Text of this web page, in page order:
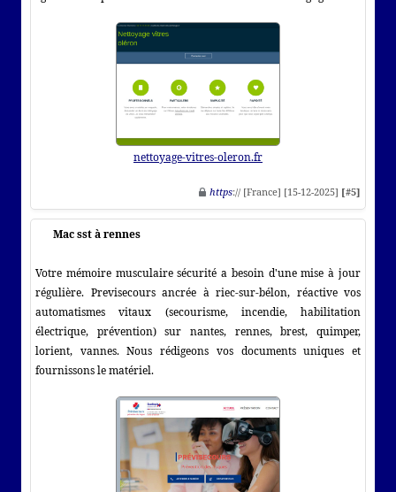
nettoyage-vitres-oleron.fr
https:// [France] [15-12-2025] [#5]
Mac sst à rennes
Votre mémoire musculaire sécurité a besoin d'une mise à jour
régulière. Previsecours ancrée à riec-sur-bélon, réactive vos
automatismes vitaux (secourisme, incendie, habilitation
électrique, prévention) sur nantes, rennes, brest, quimper,
lorient, vannes. Nous rédigeons vos documents uniques et
fournissons le matériel.